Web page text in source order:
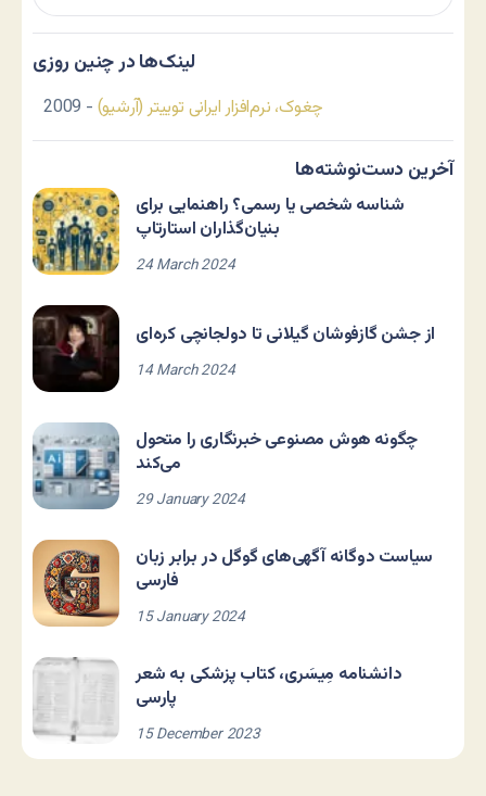
لینک‌ها در چنین روزی
چغوک، نرم‌افزار ایرانی توییتر (آرشیو) - 2009
آخرین دست‌نوشته‌ها
شناسه شخصی یا رسمی؟ راهنمایی برای
بنیان‌گذاران استارتاپ
24 March 2024
از جشن گازفوشان گیلانی تا دولجانچی کره‌ای
14 March 2024
چگونه هوش مصنوعی خبرنگاری را متحول
می‌کند
29 January 2024
سیاست دوگانه آگهی‌های گوگل در برابر زبان
فارسی
15 January 2024
دانشنامه مِیسَری، کتاب پزشکی به شعر
پارسی
15 December 2023